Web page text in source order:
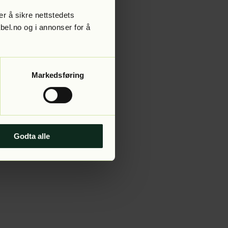
å sikre nettstedets
og i annonser for å
Markedsføring
Godta alle